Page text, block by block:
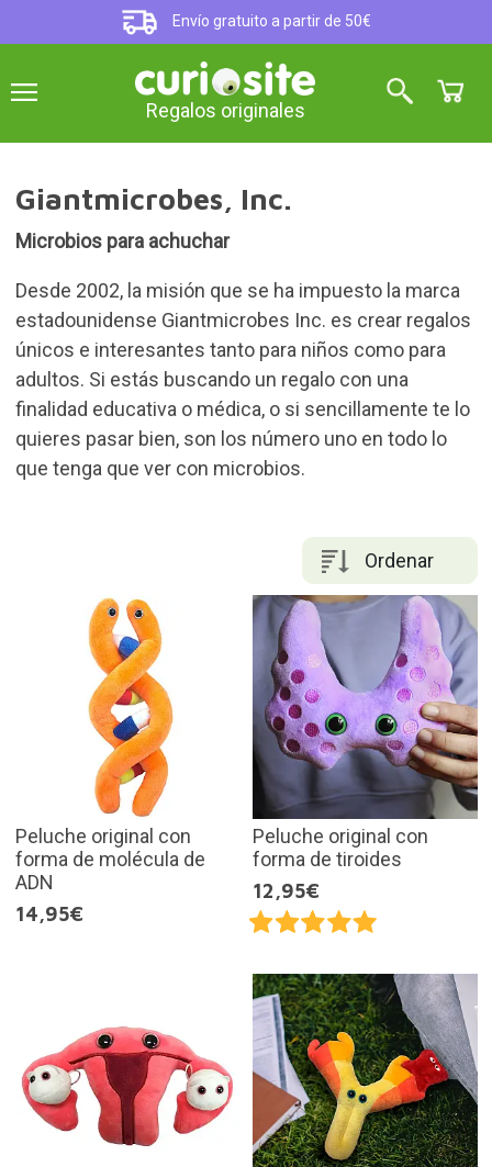
Envío gratuito a partir de 50€
Regalos originales
Giantmicrobes, Inc.
Microbios para achuchar
Desde 2002, la misión que se ha impuesto la marca
estadounidense Giantmicrobes Inc. es crear regalos
únicos e interesantes tanto para niños como para
adultos. Si estás buscando un regalo con una
finalidad educativa o médica, o si sencillamente te lo
quieres pasar bien, son los número uno en todo lo
que tenga que ver con microbios.
Ordenar
Peluche original con
forma de molécula de
ADN
14,95€
Peluche original con
forma de tiroides
12,95€